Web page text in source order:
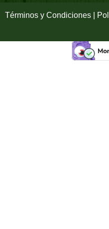
Términos y Condiciones |